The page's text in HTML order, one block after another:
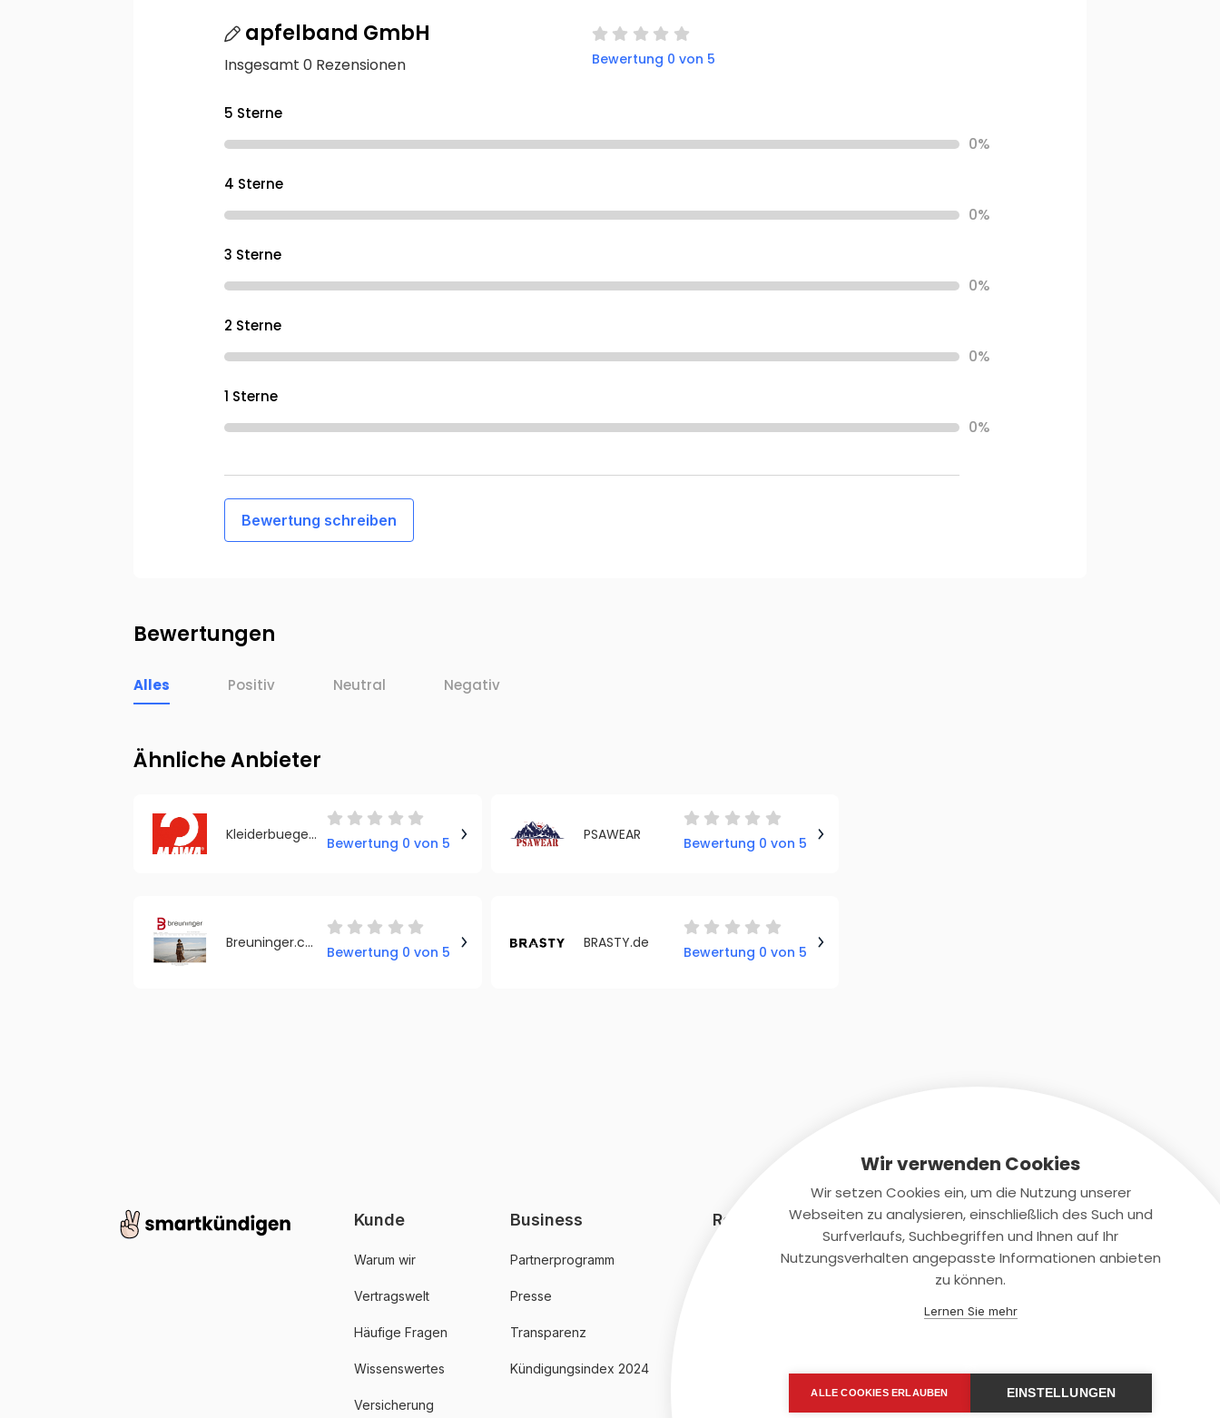
apfelband GmbH
Insgesamt 0 Rezensionen Bewertung 0 von 5
5 Sterne
0%
4 Sterne
0%
3 Sterne
0%
2 Sterne
0%
1 Sterne
0%
Bewertung schreiben
Bewertungen
Alles Positiv Neutral Negativ
Ähnliche Anbieter
Kleiderbuegel Kaufen
Bewertung 0 von 5
PSAWEAR
Bewertung 0 von 5
Breuninger.com
Bewertung 0 von 5
BRASTY.de
Bewertung 0 von 5
Kunde
Warum wir
Vertragswelt
Häufige Fragen
Wissenswertes
Versicherung
Business
Partnerprogramm
Presse
Transparenz
Kündigungsindex 2024
Rechtliches Kontaktiere uns
+(49)2131/708-4280
Wir verwenden Cookies
Wir setzen Cookies ein, um die Nutzung unserer
Webseiten zu analysieren, einschließlich des Such und
Surfverlaufs, Suchbegriffen und Ihnen auf Ihr
Nutzungsverhalten angepasste Informationen anbieten
zu können.
Lernen Sie mehr
ALLE COOKIES ERLAUBEN EINSTELLUNGEN